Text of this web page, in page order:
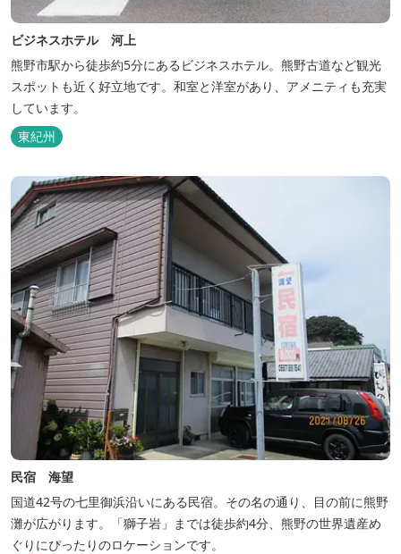
ビジネスホテル 河上
熊野市駅から徒歩約5分にあるビジネスホテル。熊野古道など観光
スポットも近く好立地です。和室と洋室があり、アメニティも充実
しています。
東紀州
民宿 海望
国道42号の七里御浜沿いにある民宿。その名の通り、目の前に熊野
灘が広がります。「獅子岩」までは徒歩約4分、熊野の世界遺産め
ぐりにぴったりのロケーションです。